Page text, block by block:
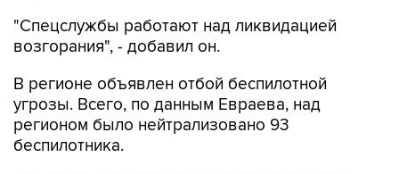
"Спецслужбы работают над ликвидацией
возгорания", - добавил он.
В регионе объявлен отбой беспилотной
угрозы. Всего, по данным Евраева, над
регионом было нейтрализовано 93
беспилотника.